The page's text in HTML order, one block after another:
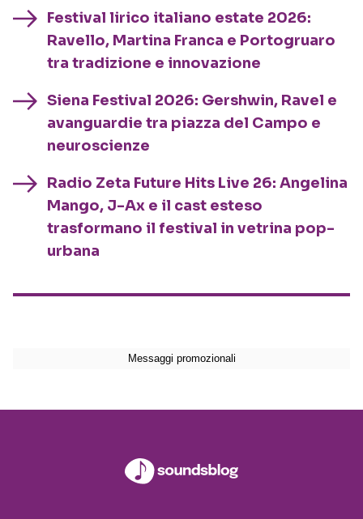
Festival lirico italiano estate 2026:
Ravello, Martina Franca e Portogruaro
tra tradizione e innovazione
Siena Festival 2026: Gershwin, Ravel e
avanguardie tra piazza del Campo e
neuroscienze
Radio Zeta Future Hits Live 26: Angelina
Mango, J-Ax e il cast esteso
trasformano il festival in vetrina pop-
urbana